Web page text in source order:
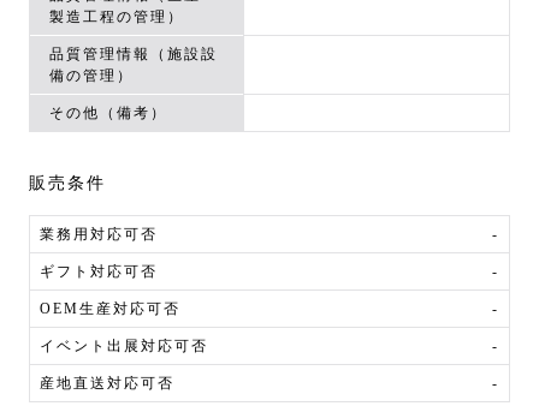
製造工程の管理）
品質管理情報（施設設
備の管理）
その他（備考）
販売条件
業務用対応可否 -
ギフト対応可否 -
OEM生産対応可否 -
イベント出展対応可否 -
産地直送対応可否 -